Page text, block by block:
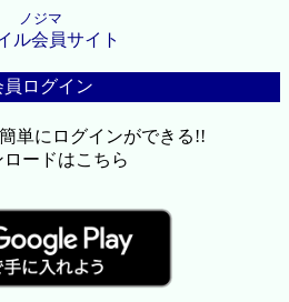
ノジマ
ル会員サイト
員ログイン
単にログインができる!!
ロードはこちら